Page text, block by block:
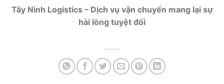
Tây Ninh Logistics – Dịch vụ vận chuyển mang lại sự
hài lòng tuyệt đối